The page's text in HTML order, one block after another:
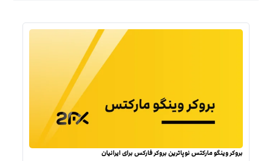
بروکر وینگو مارکتس نوپاترین بروکر فارکس برای ایرانیان